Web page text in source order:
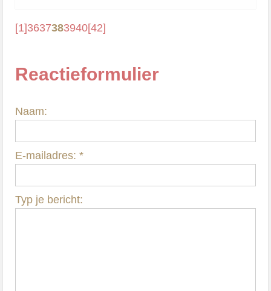
[1]3637383940[42]
Reactieformulier
Naam:
E-mailadres:*
Typ je bericht: